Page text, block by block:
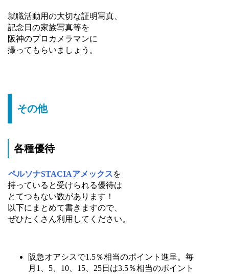
就職活動用の大切な証明写真、
記念日の家族写真等を
阪神のプロカメラマンに
撮ってもらいましょう。
その他
各種優待
ペルソナSTACIAアメックスを
持っていると受けられる優待は
とてつもない数があります！
以下にまとめて書きますので、
ぜひたくさん利用してください。
阪急オアシスで1.5％相当のポイント進呈。毎
月1、5、10、15、25日は3.5％相当のポイント